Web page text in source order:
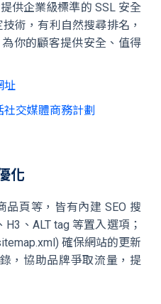
供企業級標準的 SSL 安全
術，有利自然搜尋排名，
你的顧客提供安全、值得
址
交媒體商務計劃
化
頁等，皆有內建 SEO 搜
、ALT tag 等置入選項；
確保網站的更新
，協助品牌爭取流量，提